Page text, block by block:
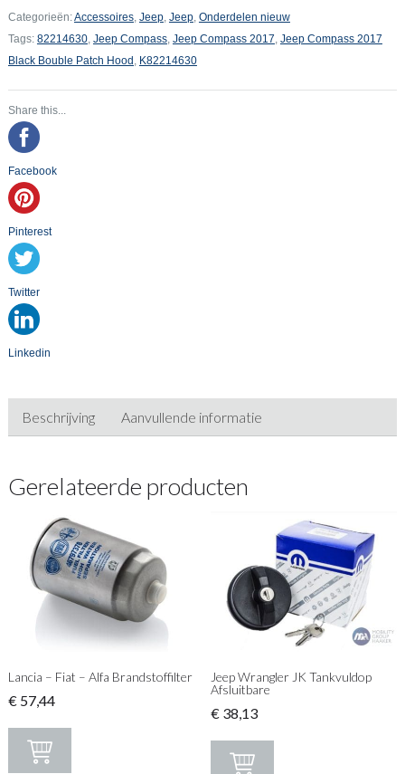
Bouble
Patch
Hood
Categorieën:Accessoires, Jeep, Jeep, Onderdelen nieuw
Tags: 82214630, Jeep Compass, Jeep Compass 2017 Jeep Compass 2017
Black Bouble Patch Hood K82214630
Share this...
Facebook
Pinterest
Twitter
Linkedin
Beschrijving Aanvullende informatie
Gerelateerde producten
Lancia – Fiat – Alfa Brandstoffilter
€57,44
Jeep Wrangler JK Tankvuldop
Afsluitbare
€38,13